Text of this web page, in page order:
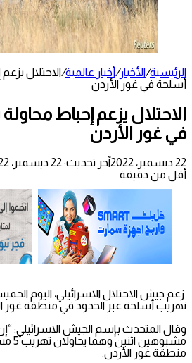
الرئيسية/الأخبار/أخبار عالمية/الاحتلال
أسلحة في غور الأردن
الاحتلال يزعم إحباط
في غور الأردن
22 ديسمبر، 2022
آخر تحديث: 22 ديسمبر، 2022
أقل من دقيقة
زعم جيش الاحتلال الاسرائيلي، اليوم
تهريب أسلحة عبر الحدود في منطقة غور
وقال المتحدث بإسم الجيش الاسرائيلي:
منطقة غور الأردن.